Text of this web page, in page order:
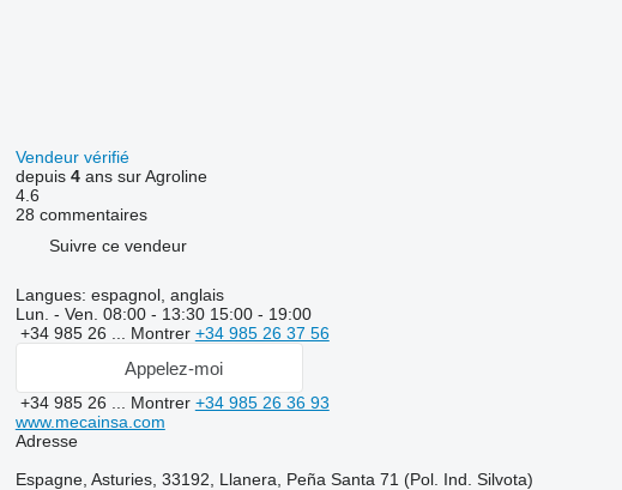
Vendeur vérifié
depuis 4ans sur Agroline
4.6
28 commentaires
Suivre ce vendeur
Langues: espagnol, anglais
Lun. - Ven. 08:00 - 13:30 15:00 - 19:00
+34 985 26 ... Montrer +34 985 26 37 56
Appelez-moi
+34 985 26 ... Montrer +34 985 26 36 93
www.mecainsa.com
Adresse
Espagne, Asturies, 33192, Llanera, Peña Santa 71 (Pol. Ind. Silvota)